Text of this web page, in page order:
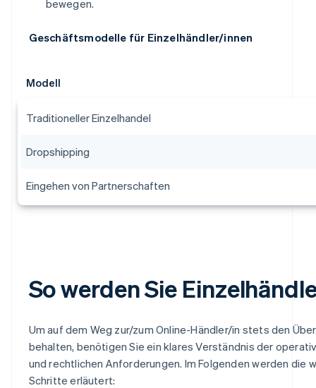
bewegen.
Geschäftsmodelle für Einzelhändler/innen
Modell
Traditioneller Einzelhandel
Dropshipping
Eingehen von Partnerschaften
So werden Sie
Um auf dem Weg zur/zum Online-Händler/in stets den
behalten, benötigen Sie ein klares Verständnis der
und rechtlichen Anforderungen. Im Folgenden werden die
Schritte erläutert: